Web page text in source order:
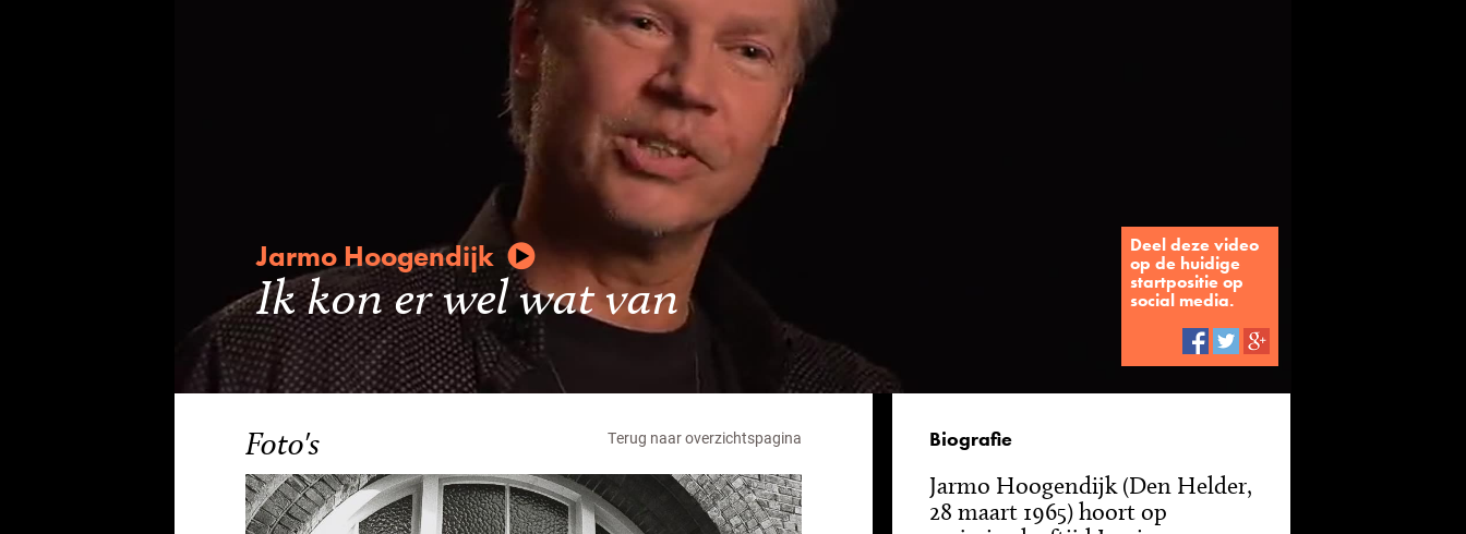
Jarmo Hoogendijk
Ik kon er wel wat van
Deel deze video
op de huidige
startpositie op
social media.
Foto's Terug naar overzichtspagina Biografie
Jarmo Hoogendijk (Den Helder,
28 maart 1965) hoort op